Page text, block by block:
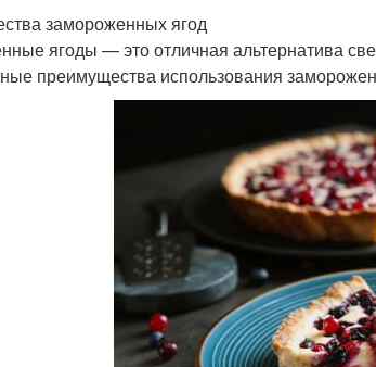
замороженных ягод
ягоды — это отличная альтернатива
преимущества использования